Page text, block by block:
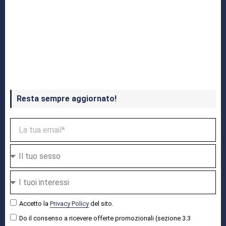
Resta sempre aggiornato!
Accetto la Privacy Policydel sito.
Do il consenso a ricevere offerte promozionali (sezione 3.3